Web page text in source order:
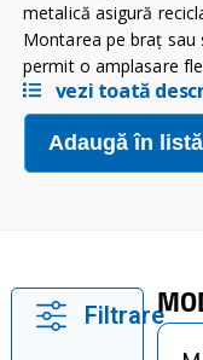
metalică asigură
Montarea pe braț sau
permit o amplasare
vezi toată
Adaugă în listă
Filtrare